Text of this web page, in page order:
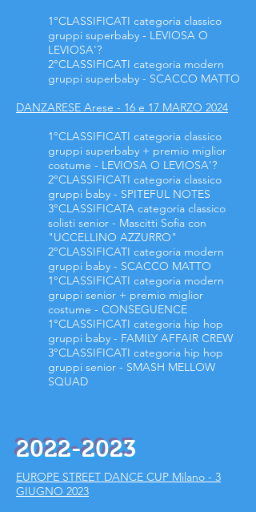
1°CLASSIFICATI categoria classico
gruppi superbaby - LEVIOSA O
LEVIOSA'?
2°CLASSIFICATI categoria modern
gruppi superbaby - SCACCO MATTO
DANZARESE Arese - 16 e 17 MARZO 2024
1°CLASSIFICATI categoria classico
gruppi superbaby + premio miglior
costume - LEVIOSA O LEVIOSA'?
2°CLASSIFICATI categoria classico
gruppi baby - SPITEFUL NOTES
3°CLASSIFICATA categoria classico
solisti senior - Mascitti Sofia con
"UCCELLINO AZZURRO"
2°CLASSIFICATI categoria modern
gruppi baby - SCACCO MATTO
1°CLASSIFICATI categoria modern
gruppi senior + premio miglior
costume - CONSEGUENCE
1°CLASSIFICATI categoria hip hop
gruppi baby - FAMILY AFFAIR CREW
3°CLASSIFICATI categoria hip hop
gruppi senior - SMASH MELLOW
SQUAD
2022-2023
EUROPE STREET DANCE CUP Milano - 3
GIUGNO 2023